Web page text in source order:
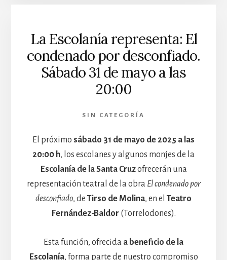
La Escolanía representa: El
condenado por desconfiado.
Sábado 31 de mayo a las
20:00
SIN CATEGORÍA
El próximo sábado 31 de mayo de 2025 a las
20:00 h, los escolanes y algunos monjes de la
Escolanía de la Santa Cruzofrecerán una
representación teatral de la obra El condenado por
desconfiado, de Tirso de Molina, en el Teatro
Fernández-Baldor (Torrelodones).
Esta función, ofrecida a beneficio de la
Escolanía, forma parte de nuestro compromiso